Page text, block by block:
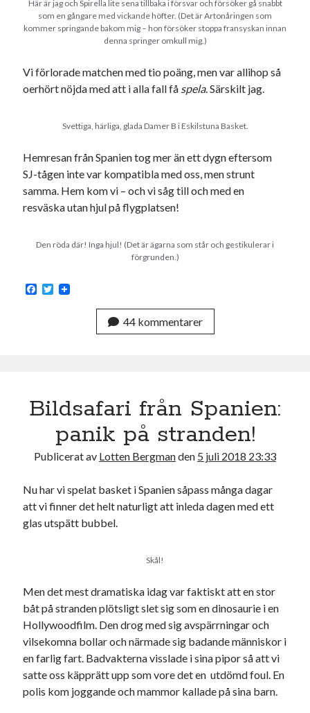
Här är jag och Spirella lite sena tillbaka i försvar och försöker gå snabbt
som en gångare med vickande höfter. (Det är Artonåringen som
kommer springande bakom mig – hon försöker stoppa fransyskan innan
denna springer omkull mig.)
Vi förlorade matchen med tio poäng, men var allihop så
oerhört nöjda med att i alla fall få spela. Särskilt jag.
Svettiga, härliga, glada Damer B i Eskilstuna Basket.
Hemresan från Spanien tog mer än ett dygn eftersom
SJ-tågen inte var kompatibla med oss, men strunt
samma. Hem kom vi – och vi såg till och med en
resväska utan hjul på flygplatsen!
Den röda där! Inga hjul! (Det är ägarna som står och gestikulerar i
förgrunden.)
F
T
44 kommentarer
Bildsafari från Spanien:
panik på stranden!
Publicerat av Lotten Bergmanden 5 juli 2018 23:33
Nu har vi spelat basket i Spanien såpass många dagar
att vi finner det helt naturligt att inleda dagen med ett
glas utspätt bubbel.
Skål!
Men det mest dramatiska idag var faktiskt att en stor
båt på stranden plötsligt slet sig som en dinosaurie i en
Hollywoodfilm. Den drog med sig avspärrningar och
vilsekomna bollar och närmade sig badande människor i
en farlig fart. Badvakterna visslade i sina pipor så att vi
satte oss käpprätt upp som vore det en utdömd foul. En
polis kom joggande och mammor kallade på sina barn.